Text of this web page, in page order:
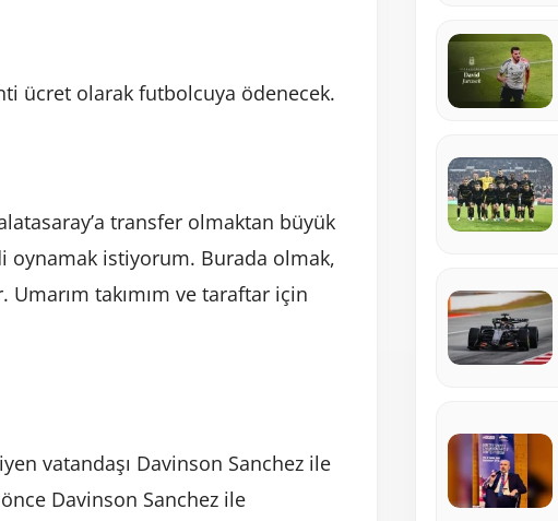
ücret olarak futbolcuya ödenecek.
transfer olmaktan büyük
istiyorum. Burada olmak,
takımım ve taraftar için
vatandaşı Davinson Sanchez ile
Davinson Sanchez ile